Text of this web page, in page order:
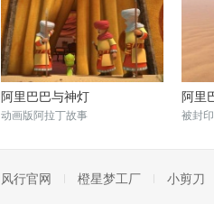
阿里巴巴与神灯
动画版阿拉丁故事
阿里
被封
风行官网 橙星梦工厂 小剪刀